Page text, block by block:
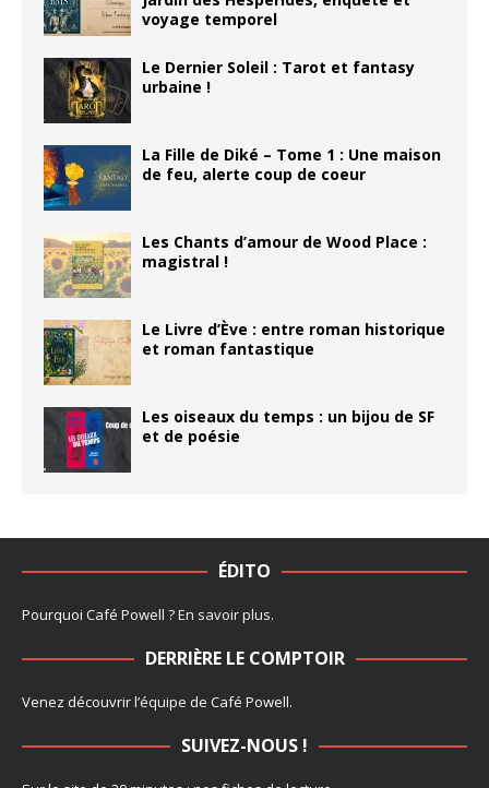
voyage temporel
Le Dernier Soleil : Tarot et fantasy
urbaine !
La Fille de Diké – Tome 1 : Une maison
de feu, alerte coup de coeur
Les Chants d’amour de Wood Place :
magistral !
Le Livre d’Ève : entre roman historique
et roman fantastique
Les oiseaux du temps : un bijou de SF
et de poésie
ÉDITO
Pourquoi Café Powell ?En savoir plus.
DERRIÈRE LE COMPTOIR
Venez découvrir l’équipe de Café Powell.
SUIVEZ-NOUS !